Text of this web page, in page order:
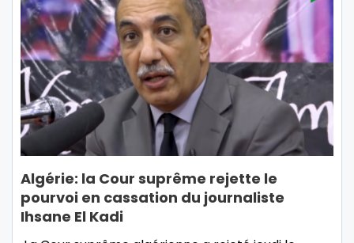
Algérie: la Cour suprême rejette le
pourvoi en cassation du journaliste
Ihsane El Kadi